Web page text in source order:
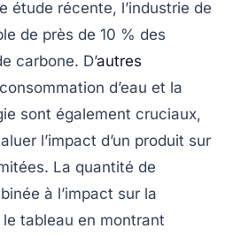
étude récente, l’industrie de
de près de 10 % des
carbone. D’autres
consommation d’eau et la
sont également cruciaux,
l’impact d’un produit sur
La quantité de
à l’impact sur la
tableau en montrant